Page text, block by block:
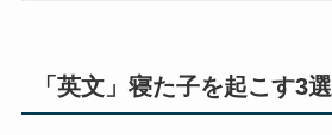
「英文」寝た子を起こす3選